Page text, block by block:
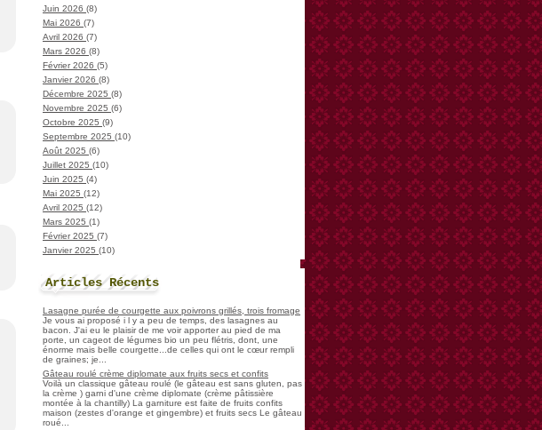
Juin 2026 (8)
Mai 2026 (7)
Avril 2026 (7)
Mars 2026 (8)
Février 2026 (5)
Janvier 2026 (8)
Décembre 2025 (8)
Novembre 2025 (6)
Octobre 2025 (9)
Septembre 2025 (10)
Août 2025 (6)
Juillet 2025 (10)
Juin 2025 (4)
Mai 2025 (12)
Avril 2025 (12)
Mars 2025 (1)
Février 2025 (7)
Janvier 2025 (10)
Articles Récents
Lasagne purée de courgette aux poivrons grillés, trois fromage
Je vous ai proposé i l y a peu de temps, des lasagnes au
bacon. J'ai eu le plaisir de me voir apporter au pied de ma
porte, un cageot de légumes bio un peu flétris, dont, une
énorme mais belle courgette...de celles qui ont le cœur rempli
de graines; je...
Gâteau roulé crème diplomate aux fruits secs et confits
Voilà un classique gâteau roulé (le gâteau est sans gluten, pas
la crème ) garni d'une crème diplomate (crème pâtissière
montée à la chantilly) La garniture est faite de fruits confits
maison (zestes d'orange et gingembre) et fruits secs Le gâteau
roué...